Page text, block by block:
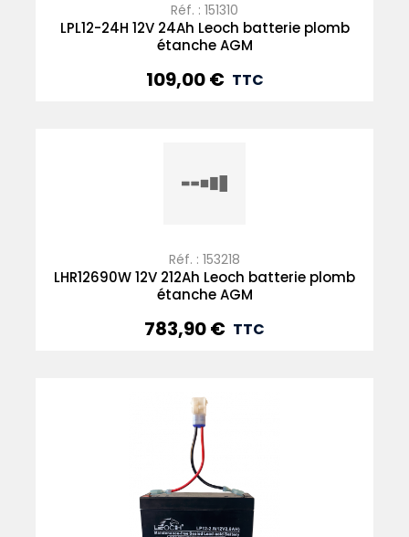
Réf. : 151310
LPL12-24H 12V 24Ah Leoch batterie plomb
étanche AGM
Prix
109,00 € TTC
Réf. : 153218
LHR12690W 12V 212Ah Leoch batterie plomb
étanche AGM
Prix
783,90 € TTC